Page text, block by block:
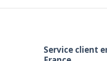
Service client